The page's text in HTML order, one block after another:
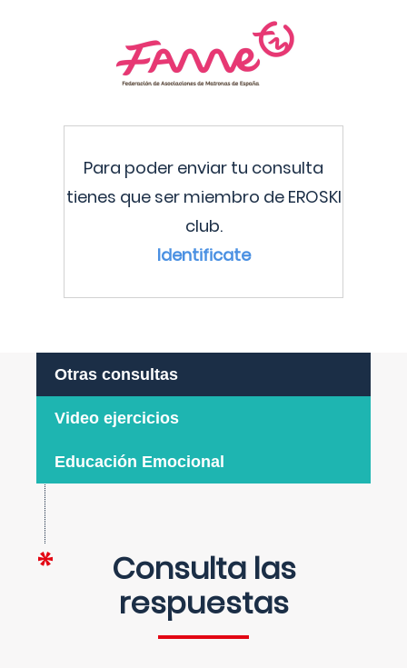
Para poder enviar tu consulta
tienes que ser miembro de EROSKI
club.
Identificate
Otras consultas
Video ejercicios
Educación Emocional
Consulta las
respuestas